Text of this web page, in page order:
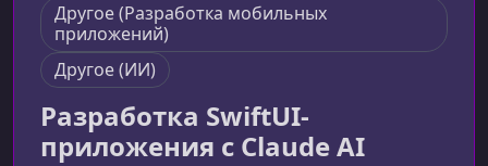
Другое (Разработка мобильных
приложений)
Другое (ИИ)
Разработка SwiftUI-
приложения с Claude AI